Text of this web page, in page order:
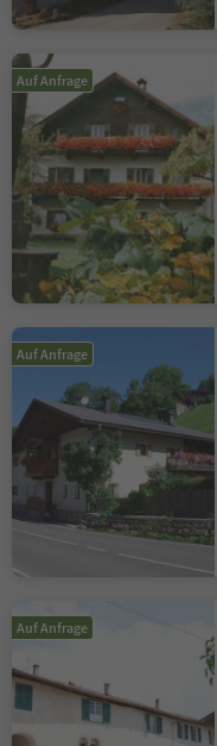
Auf Anfrage
Auf Anfrage
Auf Anfrage